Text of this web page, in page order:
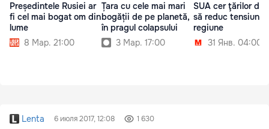
Președintele Rusiei ar
fi cel mai bogat om din
lume
8 Мар. 21:00
Țara cu cele mai mari
bogății de pe planetă,
în pragul colapsului
3 Мар. 17:00
SUA cer ţărilor din
să reduc
regiune
31 Янв. 04:00
Lenta 6 июля 2017, 12:08 1 630